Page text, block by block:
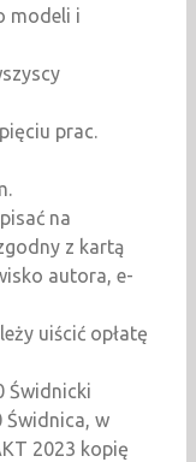
modeli i
prac.
na
z kartą
autora, e-
uiścić opłatę
Świdnicki
Świdnica, w
2023 kopię